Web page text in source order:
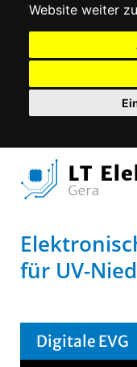
Website weiter
für UV-
Digitale EVG